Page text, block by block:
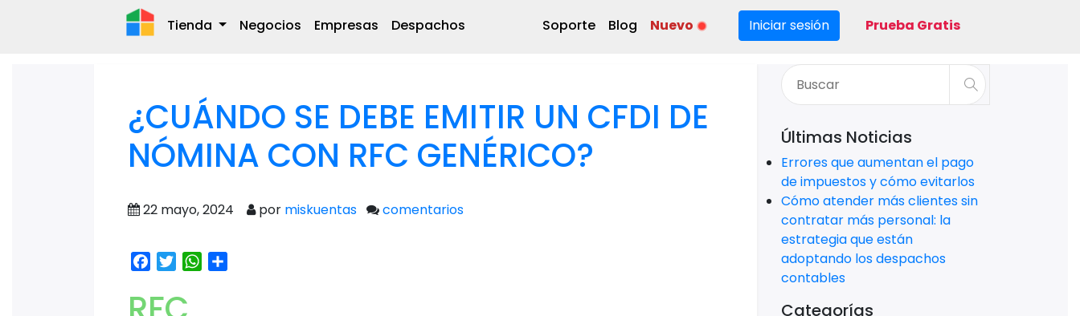
Tienda Negocios Empresas Despachos Soporte Blog Nuevo Iniciar sesión Prueba Gratis
¿CUÁNDO SE DEBE EMITIR UN CFDI DE
NÓMINA CON RFC GENÉRICO?
22 mayo, 2024 por miskuentas comentarios
Facebook
TwitterWhatsApp
Últimas Noticias
Errores que aumentan el pago
de impuestos y cómo evitarlos
Cómo atender más clientes sin
contratar más personal: la
estrategia que están
adoptando los despachos
contables
Categorías